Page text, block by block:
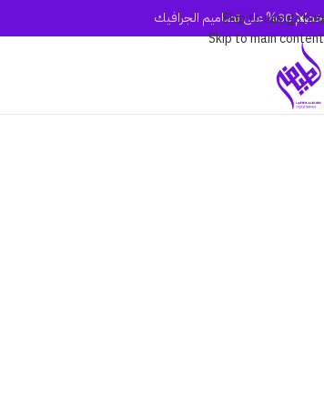
Skip to navigation
Skip to main content
خصم 30% على تصاميم الجرافيك